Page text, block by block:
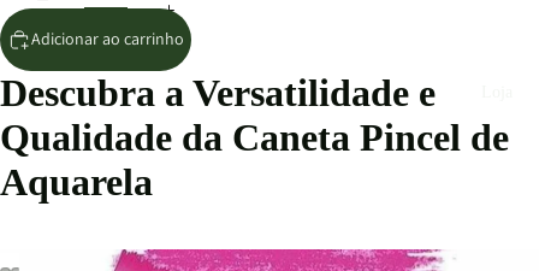
Adicionar ao carrinho
Descubra a Versatilidade e
Qualidade da Caneta Pincel de
Aquarela